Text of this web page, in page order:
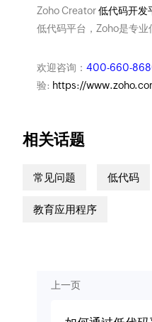
Zoho Creator低代码开发
低代码平台，Zoho是专业
欢迎咨询： 400-660-
验: https://
相关话题
常见问题 低代码
教育应用程序
上一页